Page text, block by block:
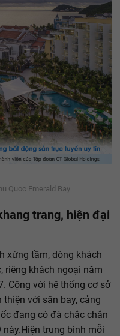
Quoc Emerald Bay
trang, hiện đại
xứng tầm, dòng khách
riêng khách ngoại năm
Cộng với hệ thống cơ sở
thiện với sân bay, cảng
đang có đà chắc chắn
trung bình mỗi